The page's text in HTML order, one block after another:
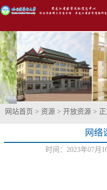
网站首页 > 资源 > 开放资源 >
网络
时间：2023年07月